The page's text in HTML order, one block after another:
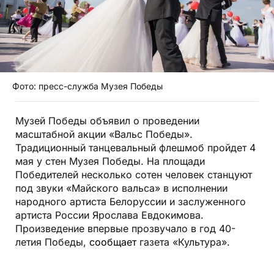
Фото: пресс-служба Музея Победы
Музей Победы объявил о проведении
масштабной акции «Вальс Победы».
Традиционный танцевальный флешмоб пройдет 4
мая у стен Музея Победы. На площади
Победителей несколько сотен человек станцуют
под звуки «Майского вальса» в исполнении
народного артиста Белоруссии и заслуженного
артиста России Ярослава Евдокимова.
Произведение впервые прозвучало в год 40-
летия Победы, сообщаетгазета «Культура».